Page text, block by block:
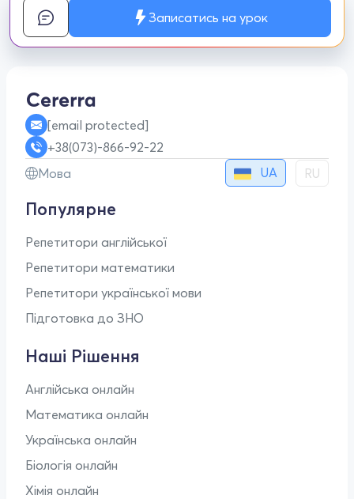
Записатись на урок
[email protected]
+38(073)-866-92-22
Мова
UA RU
Популярне
Репетитори англійської
Репетитори математики
Репетитори української мови
Підготовка до ЗНО
Наші Рішення
Англійська онлайн
Математика онлайн
Українська онлайн
Біологія онлайн
Хімія онлайн